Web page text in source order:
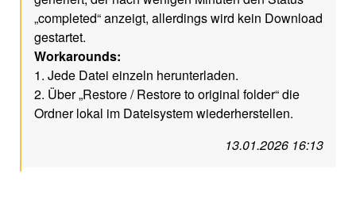
„completed“ anzeigt, allerdings wird kein Download
gestartet.
Workarounds:
1. Jede Datei einzeln herunterladen.
2. Über „Restore / Restore to original folder“ die
Ordner lokal im Dateisystem wiederherstellen.
13.01.2026 16:13